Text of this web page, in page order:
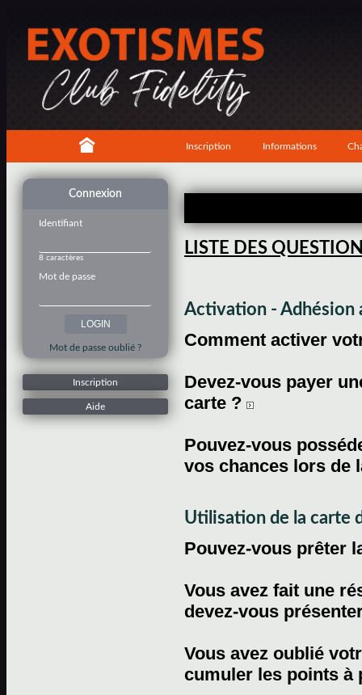
Inscription Informations
Connexion
Identifiant
8 caractères
Mot de passe
Mot de passe oublié ?
Inscription
Aide
LISTE DES
Activation - Adhésion
Comment activer
Devez-vous payer
carte ?
Pouvez-vous
vos chances lors de
Utilisation de la carte
Pouvez-vous prêter
Vous avez fait une
devez-vous
Vous avez oublié
cumuler les points